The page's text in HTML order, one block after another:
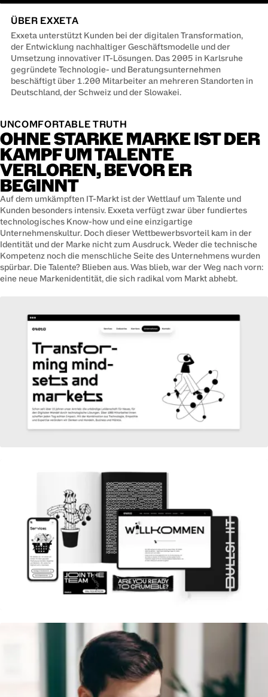
ÜBER EXXETA
Exxeta unterstützt Kunden bei der digitalen Transformation,
der Entwicklung nachhaltiger Geschäftsmodelle und der
Umsetzung innovativer IT-Lösungen. Das 2005 in Karlsruhe
gegründete Technologie- und Beratungsunternehmen
beschäftigt über 1.200 Mitarbeiter an mehreren Standorten in
Deutschland, der Schweiz und der Slowakei.
UNCOMFORTABLE TRUTH
OHNE STARKE MARKE IST DER
KAMPF UM TALENTE
VERLOREN, BEVOR ER
BEGINNT
Auf dem umkämpften IT-Markt ist der Wettlauf um Talente und
Kunden besonders intensiv. Exxeta verfügt zwar über fundiertes
technologisches Know-how und eine einzigartige
Unternehmenskultur. Doch dieser Wettbewerbsvorteil kam in der
Identität und der Marke nicht zum Ausdruck. Weder die technische
Kompetenz noch die menschliche Seite des Unternehmens wurden
spürbar. Die Talente? Blieben aus. Was blieb, war der Weg nach vorn:
eine neue Markenidentität, die sich radikal vom Markt abhebt.